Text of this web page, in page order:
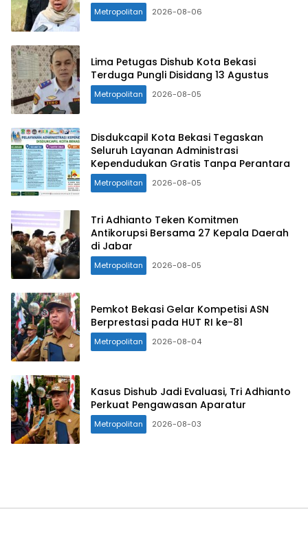
Metropolitan 2026-08-06
Lima Petugas Dishub Kota Bekasi
Terduga Pungli Disidang 13 Agustus
Metropolitan 2026-08-05
Disdukcapil Kota Bekasi Tegaskan
Seluruh Layanan Administrasi
Kependudukan Gratis Tanpa Perantara
Metropolitan 2026-08-05
Tri Adhianto Teken Komitmen
Antikorupsi Bersama 27 Kepala Daerah
di Jabar
Metropolitan 2026-08-05
Pemkot Bekasi Gelar Kompetisi ASN
Berprestasi pada HUT RI ke-81
Metropolitan 2026-08-04
Kasus Dishub Jadi Evaluasi, Tri Adhianto
Perkuat Pengawasan Aparatur
Metropolitan 2026-08-03